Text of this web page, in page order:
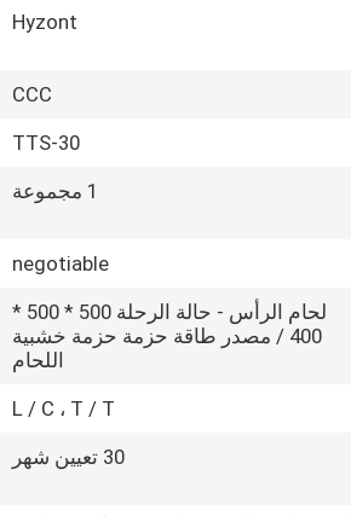
Hyzont
CCC
TTS-30
1 مجموعة
negotiable
لحام الرأس - حالة الرحلة 500 * 500 *
400 / مصدر طاقة حزمة حزمة خشبية
اللحام
L / C ، T / T
30 تعيين شهر